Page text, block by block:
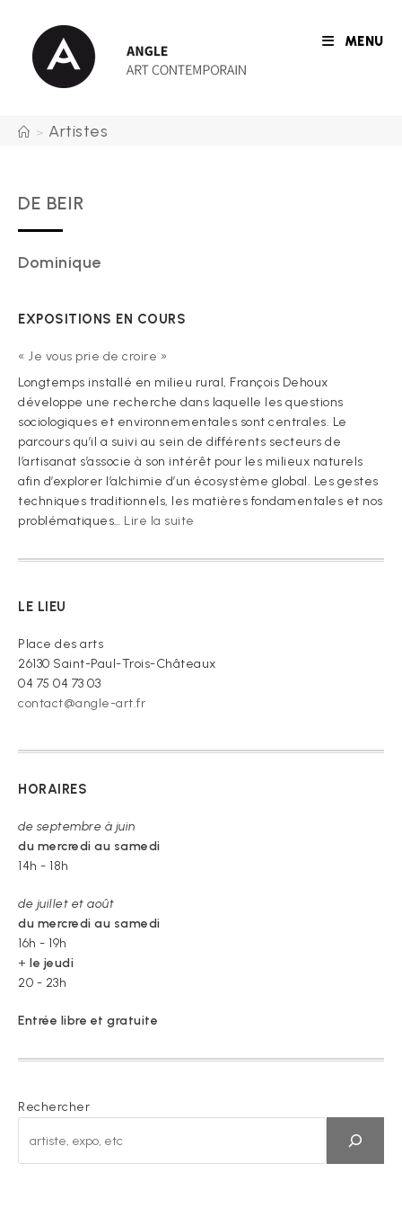
content
MENU
> Artistes
DE BEIR
Dominique
EXPOSITIONS EN COURS
« Je vous prie de croire »
Longtemps installé en milieu rural, François Dehoux
développe une recherche dans laquelle les questions
sociologiques et environnementales sont centrales. Le
parcours qu’il a suivi au sein de différents secteurs de
l’artisanat s’associe à son intérêt pour les milieux naturels
afin d’explorer l’alchimie d’un écosystème global. Les gestes
techniques traditionnels, les matières fondamentales et nos
problématiques… Lire la suite
vous
LE LIEU
Place des arts
26130 Saint-Paul-Trois-Châteaux
04 75 04 73 03
contact@angle-art.fr
HORAIRES
de septembre à juin
du mercredi au samedi
14h - 18h
de juillet et août
du mercredi au samedi
16h - 19h
+ le jeudi
20 - 23h
Entrée libre et gratuite
Rechercher